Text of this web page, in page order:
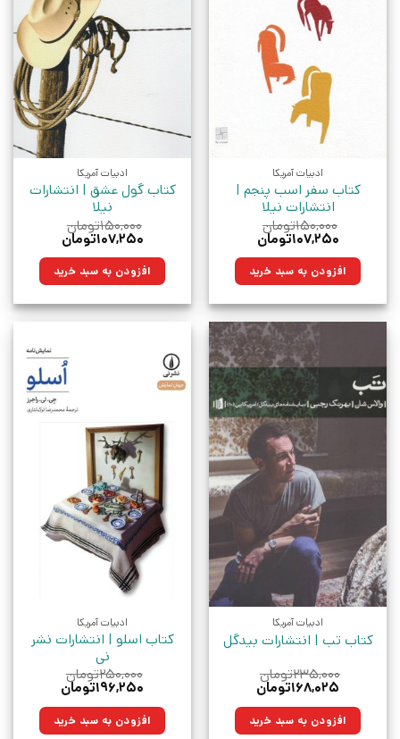
ادبیات آمریکا
کتاب سفر اسب پنجم |
انتشارات نیلا
۱۵۰,۰۰۰تومان
قیمت
۱۵۰,۰۰۰تومان
بود.
۱۰۷,۲۵۰تومان
۱۰۷,۲۵۰تومان.افزودن به سبد خرید
ادبیات آمریکا
کتاب گول عشق | انتشارات
نیلا
۱۵۰,۰۰۰تومان
قیمت
۱۵۰,۰۰۰تومان
بود.
۱۰۷,۲۵۰تومان
۱۰۷,۲۵۰تومان.افزودن به سبد خرید
ادبیات آمریکا
کتاب تب | انتشارات بیدگل
۲۳۵,۰۰۰تومان
قیمت
۲۳۵,۰۰۰تومان
بود.
۱۶۸,۰۲۵تومان
۱۶۸,۰۲۵تومان.افزودن به سبد خرید
ادبیات آمریکا
کتاب اسلو | انتشارات نشر
نی
۲۵۰,۰۰۰تومان
قیمت
۲۵۰,۰۰۰تومان
بود.
۱۹۶,۲۵۰تومان
۱۹۶,۲۵۰تومان.افزودن به سبد خرید